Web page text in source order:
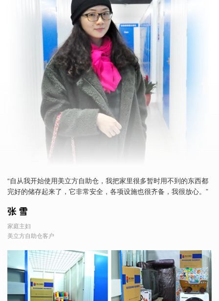
“自从我开始使用美立方自助仓，我把家里很多暂时用不到的东西都
完好的储存起来了，它非常安全，各项设施也很齐备，我很放心。”
张 雪
家庭主妇
美立方自助仓客户